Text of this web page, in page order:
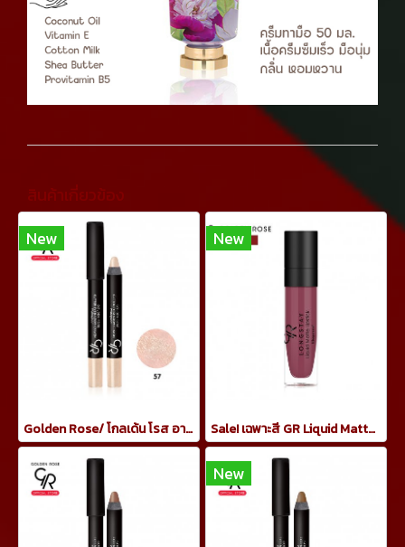
สินค้าเกี่ยวข้อง
New
Golden Rose/ โกลเด้น โรส อายแชโดว์ เครยอน กันน้ำ 3.5 กรัม ทาเปลือกตา กลิตเตอร์สีทอง
New
Sale! เฉพาะสี GR Liquid Matte Lipstick 21 ลิปจิ้มจุ่มแมท
New